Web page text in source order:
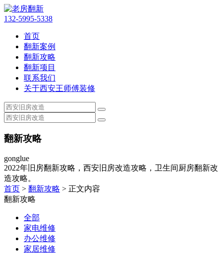
132-5995-5338
首页
翻新案例
翻新攻略
翻新项目
联系我们
关于西安王师傅装修
翻新攻略
gonglue
2022年旧房翻新攻略，西安旧房改造攻略，卫生间厨房翻新改
造攻略。
首页 > 翻新攻略 > 正文内容
翻新攻略
全部
家电维修
办公维修
家居维修